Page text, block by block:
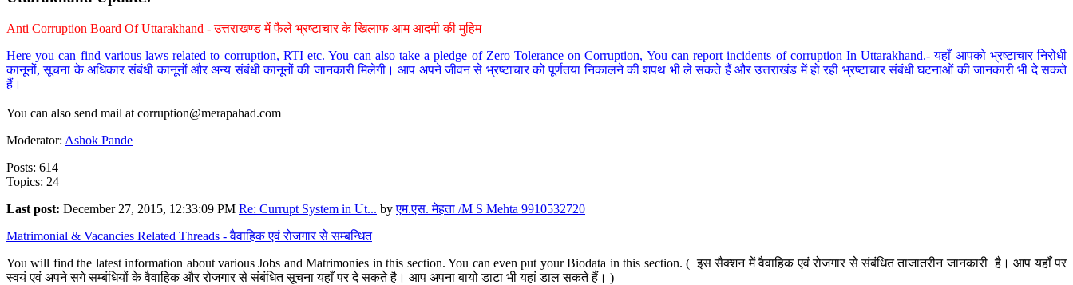
Anti Corruption Board Of Uttarakhand - उत्तराखण्ड में फैले भ्रष्टाचार के खिलाफ आम आदमी की मुहिम
Here you can find various laws related to corruption, RTI etc. You can also take a pledge of Zero Tolerance on Corruption, You can report incidents of corruption In Uttarakhand.- यहाँ आपको भ्रष्टाचार निरोधी
कानूनों, सूचना के अधिकार संबंधी कानूनों और अन्य संबंधी कानूनों की जानकारी मिलेगी। आप अपने जीवन से भ्रष्टाचार को पूर्णतया निकालने की शपथ भी ले सकते हैं और उत्तराखंड में हो रही भ्रष्टाचार संबंधी घटनाओं की जानकारी भी दे सकते
हैं।
You can also send mail at corruption@merapahad.com
Moderator: Ashok Pande
Posts: 614
Topics: 24
Last post: December 27, 2015, 12:33:09 PM Re: Currupt System in Ut... byएम.एस. मेहता /M S Mehta 9910532720
Matrimonial & Vacancies Related Threads - वैवाहिक एवं रोजगार से सम्बन्धित
You will find the latest information about various Jobs and Matrimonies in this section. You can even put your Biodata in this section. ( इस सैक्शन में वैवाहिक एवं रोजगार से संबंधित ताजातरीन जानकारी है। आप यहाँ पर
स्वयं एवं अपने सगे सम्बंधियों के वैवाहिक और रोजगार से संबंधित सूचना यहाँ पर दे सकते है। आप अपना बायो डाटा भी यहां डाल सकते हैं। )